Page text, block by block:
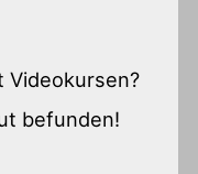
Videokursen?
befunden!